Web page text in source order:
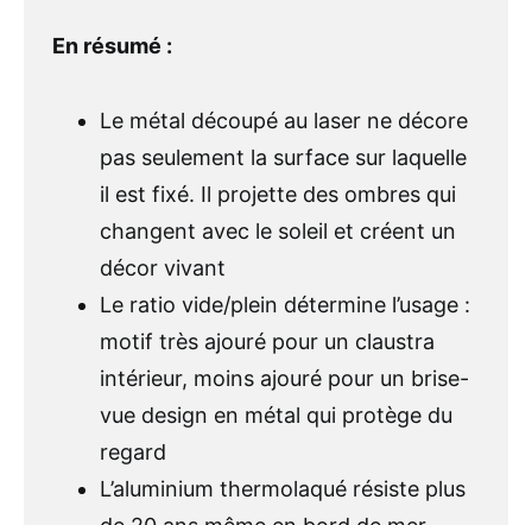
En résumé :
Le métal découpé au laser ne décore
pas seulement la surface sur laquelle
il est fixé. Il projette des ombres qui
changent avec le soleil et créent un
décor vivant
Le ratio vide/plein détermine l’usage :
motif très ajouré pour un claustra
intérieur, moins ajouré pour un brise-
vue design en métal qui protège du
regard
L’aluminium thermolaqué résiste plus